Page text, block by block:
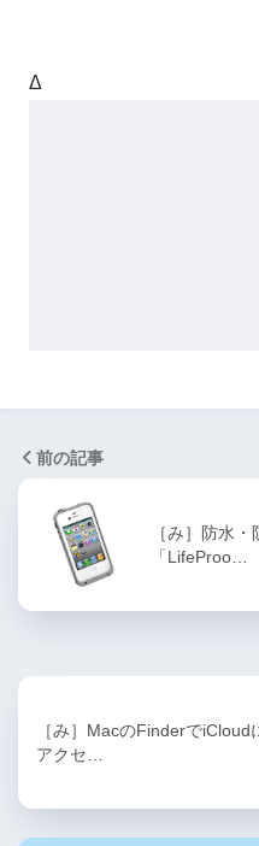
Δ
前の記事
［み］防水
「LifeProo…
［み］MacのFinderでiCloud
アクセ…